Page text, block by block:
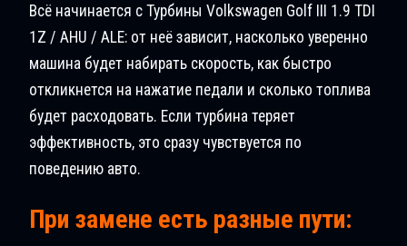
Всё начинается с Турбины Volkswagen Golf III 1.9 TDI
1Z / AHU / ALE: от неё зависит, насколько уверенно
машина будет набирать скорость, как быстро
откликнется на нажатие педали и сколько топлива
будет расходовать. Если турбина теряет
эффективность, это сразу чувствуется по
поведению авто.
При замене есть разные пути: